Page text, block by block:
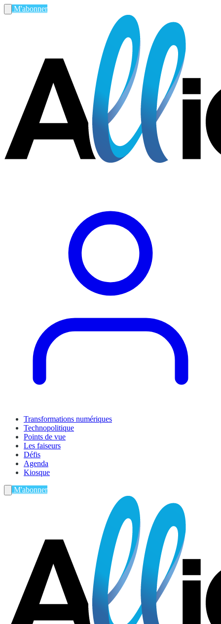
M'abonner
Transformations numériques
Technopolitique
Points de vue
Les faiseurs
Défis
Agenda
Kiosque
M'abonner